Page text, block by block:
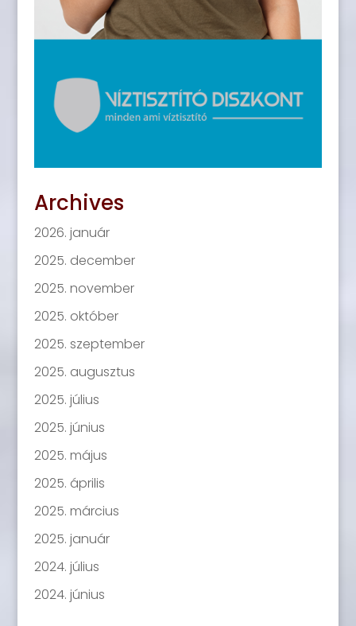
Archives
2026. január
2025. december
2025. november
2025. október
2025. szeptember
2025. augusztus
2025. július
2025. június
2025. május
2025. április
2025. március
2025. január
2024. július
2024. június